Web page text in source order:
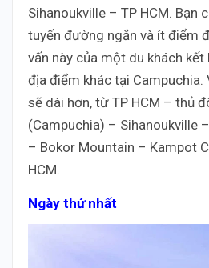
Sihanoukville – TP HCM. Bạn
tuyến đường ngắn và ít điểm
vấn này của một du khách
địa điểm khác tại Campuchia.
sẽ dài hơn, từ TP HCM – thủ
(Campuchia) – Sihanoukville
– Bokor Mountain – Kampot
HCM.
Ngày thứ nhất